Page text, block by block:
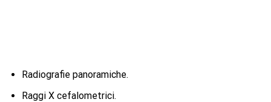
Radiografie panoramiche.
Raggi X cefalometrici.